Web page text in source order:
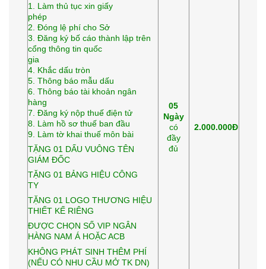
1. Làm thủ tục xin giấy
phép
2. Đóng lệ phí cho Sở
3. Đăng ký bố cáo thành lập trên
cổng thông tin quốc
gia
4. Khắc dấu tròn
5. Thông báo mẫu dấu
6. Thông báo tài khoản ngân
hàng
7. Đăng ký nộp thuế điện tử
8. Làm hồ sơ thuế ban đầu
9. Làm tờ khai thuế môn bài
TẶNG 01 DẤU VUÔNG TÊN
GIÁM ĐỐC
TẶNG 01 BẢNG HIỆU CÔNG
TY
TẶNG 01 LOGO THƯƠNG HIỆU
THIẾT KẾ RIÊNG
ĐƯỢC CHỌN SỐ VIP NGÂN
HÀNG NAM Á HOẶC ACB
KHÔNG PHÁT SINH THÊM PHÍ
(NẾU CÓ NHU CẦU MỞ TK DN)
05
Ngày
có
đầy
đủ
2.000.000Đ